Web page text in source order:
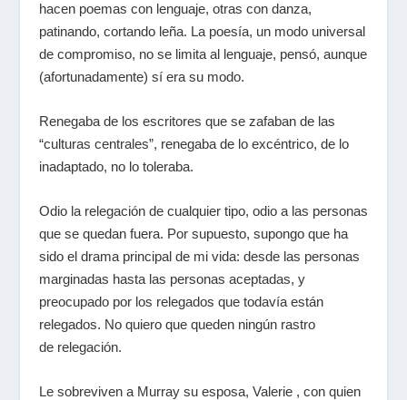
hacen poemas con lenguaje, otras con danza,
patinando, cortando leña. La poesía, un modo universal
de compromiso, no se limita al lenguaje, pensó, aunque
(afortunadamente) sí era su modo.
Renegaba de los escritores que se zafaban de las
“culturas centrales”, renegaba de lo excéntrico, de lo
inadaptado, no lo toleraba.
Odio la relegación de cualquier tipo, odio a las personas
que se quedan fuera. Por supuesto, supongo que ha
sido el drama principal de mi vida: desde las personas
marginadas hasta las personas aceptadas, y
preocupado por los relegados que todavía están
relegados. No quiero que queden ningún rastro
de relegación.
Le sobreviven a Murray su esposa, Valerie , con quien